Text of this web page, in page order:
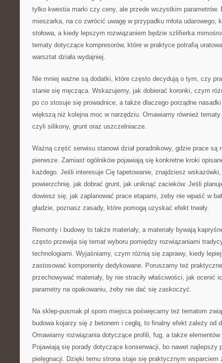
tylko kwestia marki czy ceny, ale przede wszystkim parametrów.
mieszarka, na co zwrócić uwagę w przypadku młota udarowego,
stołowa, a kiedy lepszym rozwiązaniem będzie szlifierka
tematy dotyczące kompresorów, które w praktyce potrafią
warsztat działa wydajniej.
Nie mniej ważne są dodatki, które często decydują o tym, czy
stanie się męcząca. Wskazujemy, jak dobierać koronki, czym
po co stosuje się prowadnice, a także dlaczego porządne
większą niż kolejna moc w narzędziu. Omawiamy również
czyli silikony, grunt oraz uszczelniacze.
Ważną część serwisu stanowi dział poradnikowy, gdzie prace są
pierwsze. Zamiast ogólników pojawiają się konkretne kroki
każdego. Jeśli interesuje Cię tapetowanie, znajdziesz
powierzchnię, jak dobrać grunt, jak uniknąć zacieków. Jeśli
dowiesz się, jak zaplanować prace etapami, żeby nie wpaść w
gładzie, poznasz zasady, które pomogą uzyskać efekt trwały.
Remonty i budowy to także materiały, a materiały bywają
często przewija się temat wyboru pomiędzy rozwiązaniami
technologiami. Wyjaśniamy, czym różnią się zaprawy, kiedy
zastosować komponenty dedykowane. Poruszamy też
przechowywać materiały, by nie straciły właściwości, jak ocenić
parametry na opakowaniu, żeby nie dać się zaskoczyć.
Na sklep-pusmak.pl sporo miejsca poświęcamy też tematom
budowa kojarzy się z betonem i cegłą, to finalny efekt zależy od
Omawiamy rozwiązania dotyczące profili, fug, a także
Pojawiają się porady dotyczące konserwacji, bo nawet najlepszy
pielęgnacji. Dzięki temu strona staje się praktycznym wsparciem